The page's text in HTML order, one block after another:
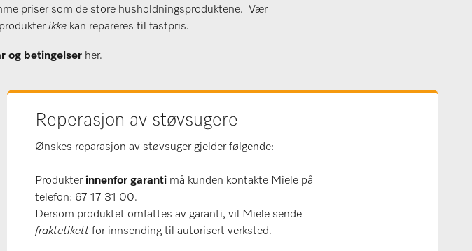
priser som de store husholdningsproduktene. Vær
ikke kan repareres til fastpris.
og betingelser her.
Reperasjon av støvsugere
Ønskes reparasjon av støvsuger gjelder følgende:
Produkter innenfor garanti må kunden kontakte Miele på
telefon: 67 17 31 00.
Dersom produktet omfattes av garanti, vil Miele sende
fraktetikett for innsending til autorisert verksted.